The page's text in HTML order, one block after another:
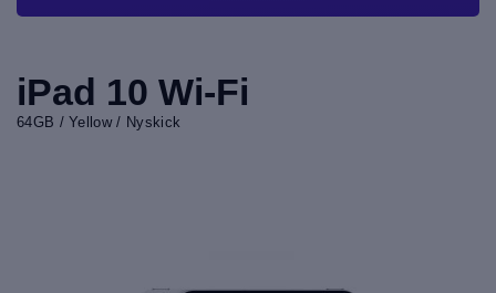
iPad 10 Wi-Fi
64GB / Yellow / Nyskick